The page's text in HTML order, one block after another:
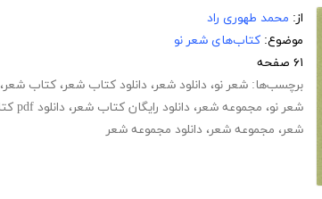
از: محمد طهوری راد
موضوع: کتاب‌های شعر نو
۶۱ صفحه
برچسب‌ها: شعر نو، دانلود شعر، دانلود کتاب شعر، کتاب شعر،
شعر نو، مجموعه شعر، دانلود رایگان کتاب شعر، دانلود pdf کتاب شعر نو
شعر، مجموعه شعر، دانلود مجموعه شعر